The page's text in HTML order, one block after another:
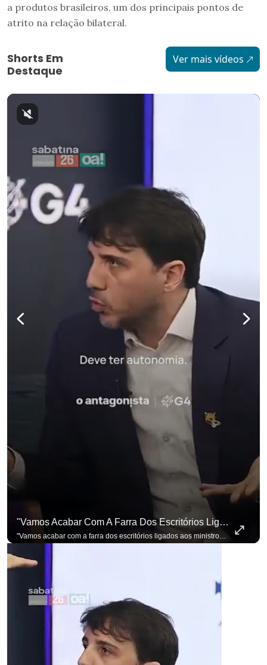
a produtos brasileiros, um dos principais pontos de
atrito na relação bilateral.
Shorts Em
Destaque
Ver mais vídeos
"Vamos Acabar Com A Farra Dos Escritórios Ligados Aos Ministros Do STF"
"Vamos acabar com a farra dos escritórios ligados aos ministros do STF". Essa foi a resposta de Renan Santos ao ser questionado sobre o Judiciário. Se você busca informação com credibilidade, inscreva-se agora e ative o